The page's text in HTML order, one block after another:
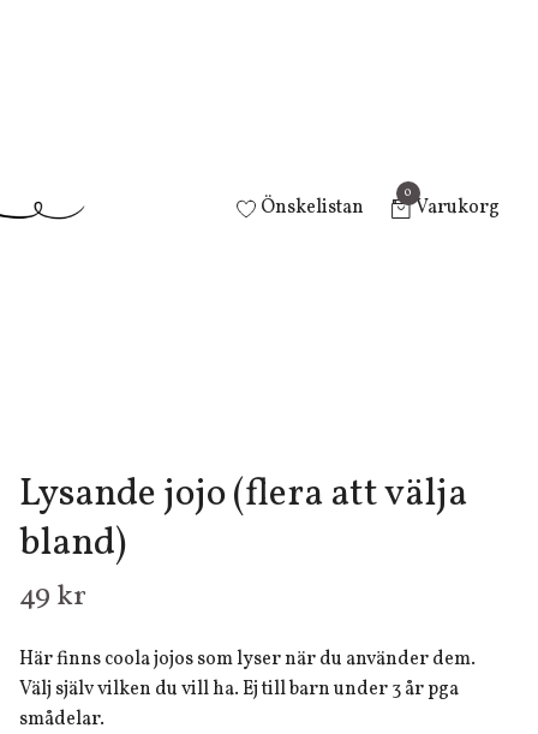
Önskelistan
0
Varukorg
Lysande jojo (flera att välja
bland)
49 kr
Här finns coola jojos som lyser när du använder dem.
Välj själv vilken du vill ha. Ej till barn under 3 år pga
smådelar.